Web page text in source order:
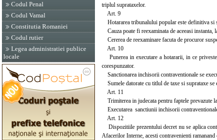
Codul Penal
Codul Vamal
Constitutia Romaniei
Codul rutier
Legea administratiei publice
locale
triplul suprataxelor.
Art. 9
Hotararea tribunalului popular este definitiva si
Cauza poate fi reexaminata de aceeasi instanta,
Cererea de reexaminare facuta de procuror
Art. 10
Punerea in executare a hotararii, in ce
corespunzator.
Sanctionarea inchisorii contraventionale se
Sumele datorate cu titlul de taxe si suprataxe
Art. 11
Trimiterea in judecata pentru faptele prevazute
Executarea sanctiunii inchisorii
Art. 12
Dispozitiile prezentului decret nu se aplica
Afacerilor Interne, acesti contravenienti